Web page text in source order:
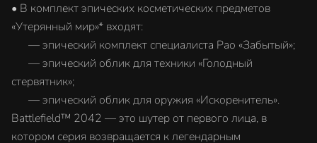
• В комплект эпических косметических предметов
«Утерянный мир»* входят:
‎ — эпический комплект специалиста Рао «Забытый»;
‎ — эпический облик для техники «Голодный
стервятник»;
‎ — эпический облик для оружия «Искоренитель».
Battlefield™ 2042 — это шутер от первого лица, в
котором серия возвращается к легендарным